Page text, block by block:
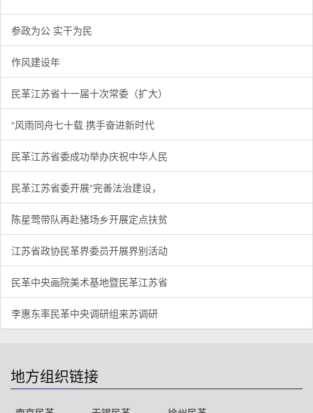
参政为公 实干为民
作风建设年
民革江苏省十一届十次常委（扩大）
“风雨同舟七十载 携手奋进新时代
民革江苏省委成功举办庆祝中华人民
民革江苏省委开展“完善法治建设，
陈星莺带队再赴猪场乡开展定点扶贫
江苏省政协民革界委员开展界别活动
民革中央画院美术基地暨民革江苏省
李惠东率民革中央调研组来苏调研
地方组织链接